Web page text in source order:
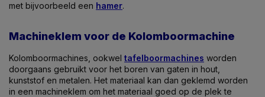
met bijvoorbeeld een hamer.
Machineklem voor de Kolomboormachine
Kolomboormachines, ookwel tafelboormachines worden
doorgaans gebruikt voor het boren van gaten in hout,
kunststof en metalen. Het materiaal kan dan geklemd worden
in een machineklem om het materiaal goed op de plek te